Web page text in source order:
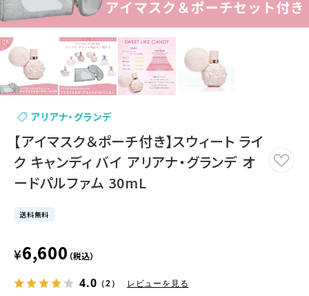
アリアナ・グランデ
【アイマスク＆ポーチ付き】スウィート ライ
ク キャンディ バイ アリアナ・グランデ オ
ードパルファム 30mL
送料無料
¥6,600 （税込）
4.0 （2） レビューを見る